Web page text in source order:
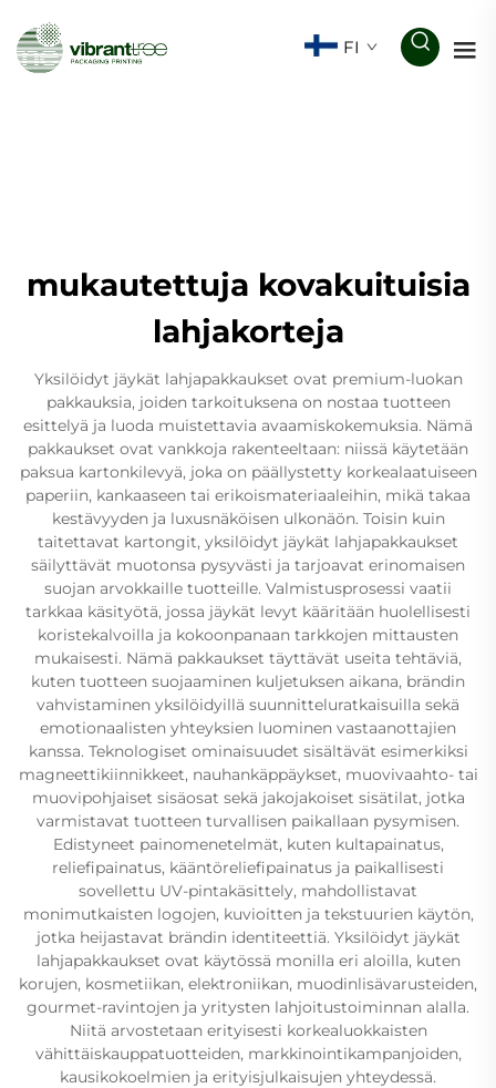
FI
mukautettuja kovakuituisia
lahjakorteja
Yksilöidyt jäykät lahjapakkaukset ovat premium-luokan
pakkauksia, joiden tarkoituksena on nostaa tuotteen
esittelyä ja luoda muistettavia avaamiskokemuksia. Nämä
pakkaukset ovat vankkoja rakenteeltaan: niissä käytetään
paksua kartonkilevyä, joka on päällystetty korkealaatuiseen
paperiin, kankaaseen tai erikoismateriaaleihin, mikä takaa
kestävyyden ja luxusnäköisen ulkonäön. Toisin kuin
taitettavat kartongit, yksilöidyt jäykät lahjapakkaukset
säilyttävät muotonsa pysyvästi ja tarjoavat erinomaisen
suojan arvokkaille tuotteille. Valmistusprosessi vaatii
tarkkaa käsityötä, jossa jäykät levyt kääritään huolellisesti
koristekalvoilla ja kokoonpanaan tarkkojen mittausten
mukaisesti. Nämä pakkaukset täyttävät useita tehtäviä,
kuten tuotteen suojaaminen kuljetuksen aikana, brändin
vahvistaminen yksilöidyillä suunnitteluratkaisuilla sekä
emotionaalisten yhteyksien luominen vastaanottajien
kanssa. Teknologiset ominaisuudet sisältävät esimerkiksi
magneettikiinnikkeet, nauhankäppäykset, muovivaahto- tai
muovipohjaiset sisäosat sekä jakojakoiset sisätilat, jotka
varmistavat tuotteen turvallisen paikallaan pysymisen.
Edistyneet painomenetelmät, kuten kultapainatus,
reliefipainatus, kääntöreliefipainatus ja paikallisesti
sovellettu UV-pintakäsittely, mahdollistavat
monimutkaisten logojen, kuvioitten ja tekstuurien käytön,
jotka heijastavat brändin identiteettiä. Yksilöidyt jäykät
lahjapakkaukset ovat käytössä monilla eri aloilla, kuten
korujen, kosmetiikan, elektroniikan, muodinlisävarusteiden,
gourmet-ravintojen ja yritysten lahjoitustoiminnan alalla.
Niitä arvostetaan erityisesti korkealuokkaisten
vähittäiskauppatuotteiden, markkinointikampanjoiden,
kausikokoelmien ja erityisjulkaisujen yhteydessä.